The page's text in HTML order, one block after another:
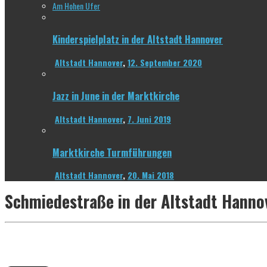
Am Hohen Ufer
Kinderspielplatz in der Altstadt Hannover
Altstadt Hannover,12. September 2020
Jazz in June in der Marktkirche
Altstadt Hannover, 7. Juni 2019
Marktkirche Turmführungen
Altstadt Hannover, 20. Mai 2018
Schmiedestraße in der Altstadt